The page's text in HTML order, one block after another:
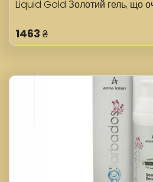
Liquid Gold Золотий гель, що
1463 ₴